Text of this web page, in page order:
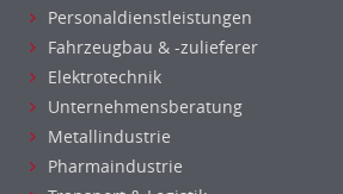
Personaldienstleistungen
Fahrzeugbau & -zulieferer
Elektrotechnik
Unternehmensberatung
Metallindustrie
Pharmaindustrie